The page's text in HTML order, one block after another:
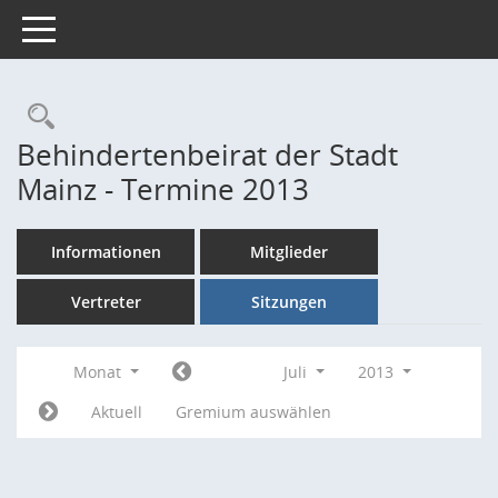
Toggle navigation
Rechercheauswahl
Behindertenbeirat der Stadt
Mainz - Termine 2013
Informationen Mitglieder
Vertreter Sitzungen
Monat Juli
2013
Aktuell
Gremium auswählen